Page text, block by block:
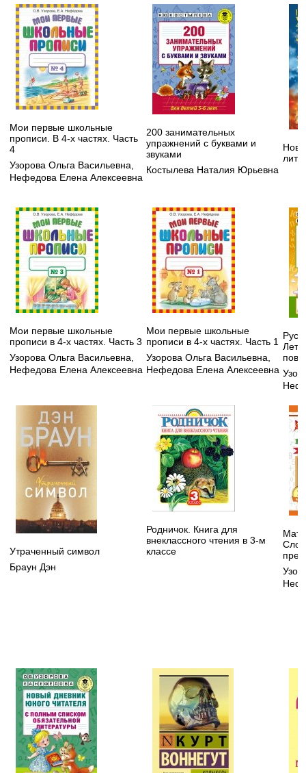
Мои первые школьные
прописи. В 4-х частях. Часть
4
Узорова Ольга Васильевна
Нефедова Елена Алексеевна
200 занимательных
упражнений с буквами и
звуками
Костылева Наталия Юрьевна
Мои первые школьные
прописи в 4-х частях. Часть 3
Узорова Ольга Васильевна
Нефедова Елена Алексеевна
Мои первые школьные
прописи в 4-х частях. Часть 1
Узорова Ольга Васильевна
Нефедова Елена Алексеевна
Утраченный символ
Браун Дэн
Родничок. Книга для
внеклассного чтения в 3-м
классе